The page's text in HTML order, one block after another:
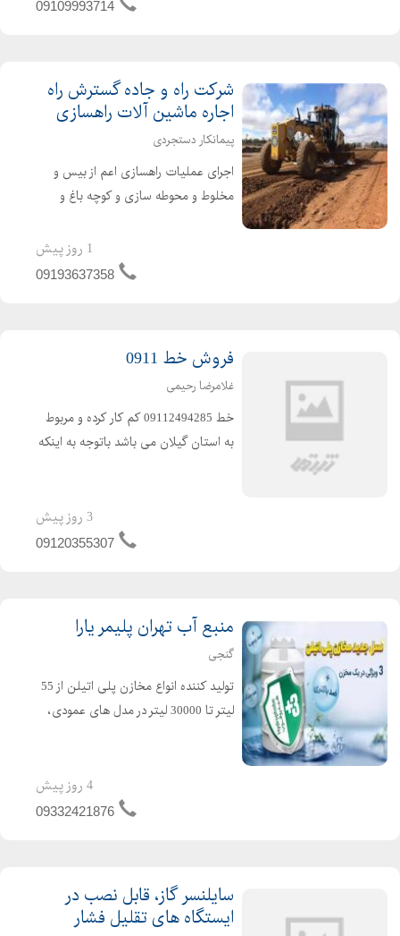
09109993714
شرکت راه و جاده گسترش راه
اجاره ماشین آلات راهسازی
پیمانکار دستجردی
اجرای عملیات راهسازی اعم از بیس و
مخلوط و محوطه سازی و کوچه باغ و
کرج چهارباغ و سهیلیه و کردان و .... با
رزومه موفق با بیش از 30سال کار
1 روز پیش
09193637358
فروش خط 0911
غلامرضا رحیمی
خط 09112494285 کم کار کرده و مربوط
به استان گیلان می باشد باتوجه به اینکه
3 روز پیش
09120355307
منبع آب تهران پلیمر یارا
گنجی
تولید کننده انواع مخازن پلی اتیلن از 55
لیتر تا 30000 لیتر در مدل های عمودی،
فود گرید مناسب آب شرب مقاوم در برابر
4 روز پیش
09332421876
سایلنسر گاز، قابل نصب در
ایستگاه های تقلیل فشار